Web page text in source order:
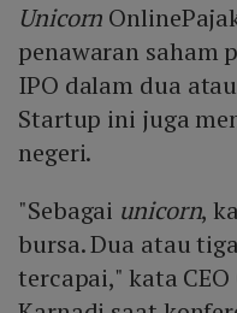
Unicorn
penawaran saham
IPO dalam dua
Startup ini juga
negeri.
"Sebagai unicorn,
bursa. Dua atau
tercapai," kata